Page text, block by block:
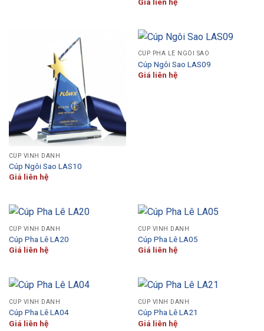
CÚP VINH DANH
Cúp Ngôi Sao LAS10
Giá liên hệ
CÚP PHA LÊ NGÔI SAO
Cúp Ngôi Sao LAS09
Giá liên hệ
CÚP VINH DANH
Cúp Pha Lê LA20
Giá liên hệ
CÚP VINH DANH
Cúp Pha Lê LA05
Giá liên hệ
CÚP VINH DANH
Cúp Pha Lê LA04
Giá liên hệ
CÚP VINH DANH
Cúp Pha Lê LA21
Giá liên hệ